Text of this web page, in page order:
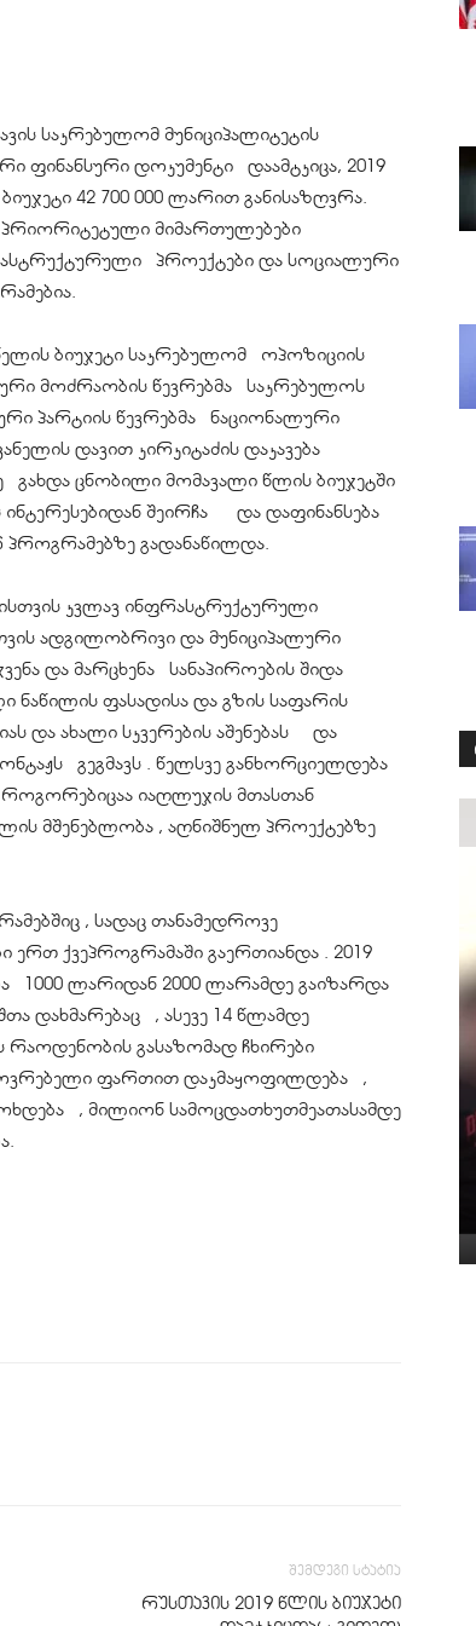
საკრებულომ მუნიციპალიტეტის
ფინანსური დოკუმენტი დაამტკიცა, 2019
42 700 000 ლარით განისაზღვრა.
მიმართულებები
პროექტები და სოციალური
ბიუჯეტი საკრებულომ ოპოზიციის
მოძრაობის წევრებმა საკრებულოს
პარტიის წევრებმა ნაციონალური
დავით კირკიტაძის დაკავება
ცნობილი მომავალი წლის ბიუჯეტში
შეირჩა და დაფინანსება
გადანაწილდა.
კვლავ ინფრასტრუქტურული
ადგილობრივი და მუნიციპალური
და მარცხენა სანაპიროების შიდა
ნაწილის ფასადისა და გზის საფარის
და ახალი სკვერების აშენებას და
გეგმავს . წელსვე განხორციელდება
იაღლუჯის მთასთან
მშენებლობა , აღნიშნულ პროექტებზე
, სადაც თანამედროვე
ერთ ქვეპროგრამაში გაერთიანდა . 2019
1000 ლარიდან 2000 ლარამდე გაიზარდა
დახმარებაც , ასევე 14 წლამდე
რაოდენობის გასაზომად ჩხირები
ფართით დაკმაყოფილდება ,
, მილიონ სამოცდათხუთმეათასამდე
შემდეგი სტატია
რუსთავის 2019 წლის ბიუჯეტი